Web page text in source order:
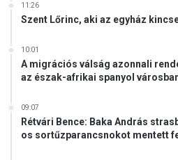
11:26
Szent Lőrinc, aki az egyház
10:01
A migrációs válság azonnali
az észak-afrikai spanyol
09:07
Rétvári Bence: Baka András
os sortűzparancsnokot mentett